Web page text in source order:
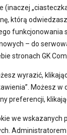
(inaczej
którą
– do
stronach GK
wyrazić,
Możesz
preferencji,
we